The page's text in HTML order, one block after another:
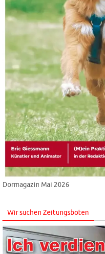
Dormagazin Mai 2026
Wir suchen Zeitungsboten